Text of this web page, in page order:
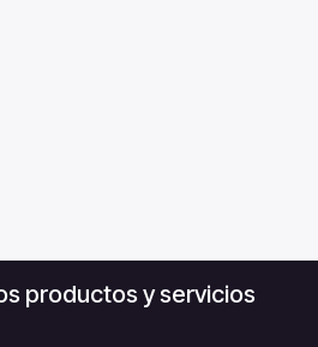
productos y servicios